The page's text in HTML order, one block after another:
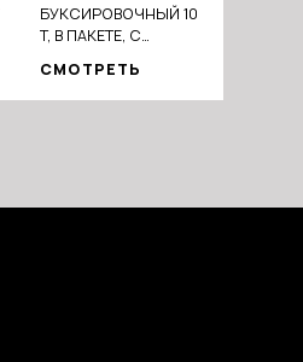
БУКСИРОВОЧНЫЙ 10
Т, В ПАКЕТЕ, С
СМОТРЕТЬ